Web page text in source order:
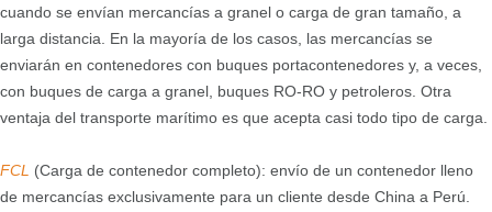
cuando se envían mercancías a granel o carga de gran tamaño, a
larga distancia. En la mayoría de los casos, las mercancías se
enviarán en contenedores con buques portacontenedores y, a veces,
con buques de carga a granel, buques RO-RO y petroleros. Otra
ventaja del transporte marítimo es que acepta casi todo tipo de carga.
FCL (Carga de contenedor completo): envío de un contenedor lleno
de mercancías exclusivamente para un cliente desde China a Perú.